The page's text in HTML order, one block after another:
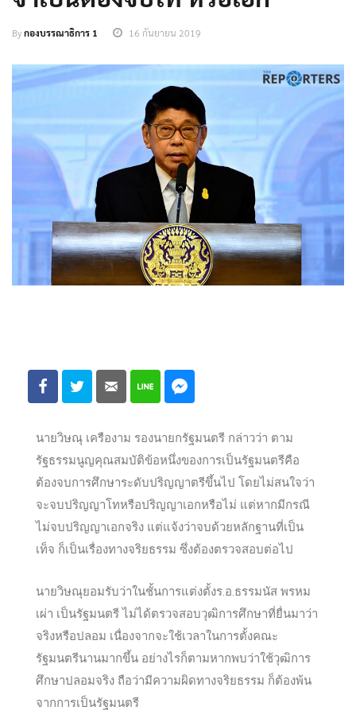
Byกองบรรณาธิการ 1 16 กันยายน 2019
นายวิษณุ เครืองาม รองนายกรัฐมนตรี กล่าวว่า ตาม
รัฐธรรมนูญคุณสมบัติข้อหนึ่งของการเป็นรัฐมนตรีคือ
ต้องจบการศึกษาระดับปริญญาตรีขึ้นไป โดยไม่สนใจว่า
จะจบปริญญาโทหรือปริญญาเอกหรือไม่ แต่หากมีกรณี
ไม่จบปริญญาเอกจริง แต่แจ้งว่าจบด้วยหลักฐานที่เป็น
เท็จ ก็เป็นเรื่องทางจริยธรรม ซึ่งต้องตรวจสอบต่อไป
นายวิษณุยอมรับว่าในชั้นการแต่งตั้งร.อ.ธรรมนัส พรหม
เผ่า เป็นรัฐมนตรี ไม่ได้ตรวจสอบวุฒิการศึกษาที่ยื่นมาว่า
จริงหรือปลอม เนื่องจากจะใช้เวลาในการตั้งคณะ
รัฐมนตรีนานมากขึ้น อย่างไรก็ตามหากพบว่าใช้วุฒิการ
ศึกษาปลอมจริง ถือว่ามีความผิดทางจริยธรรม ก็ต้องพ้น
จากการเป็นรัฐมนตรี